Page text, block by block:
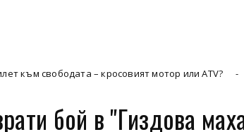
– кросовият мотор или ATV? Холивуд
бой в "Гиздова